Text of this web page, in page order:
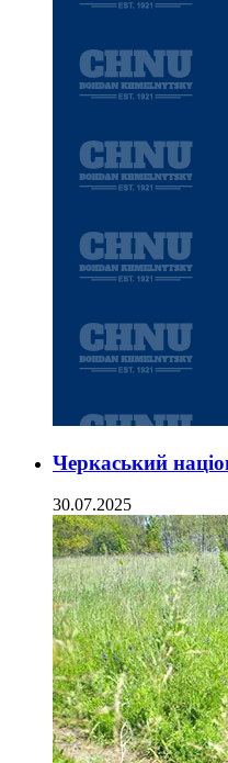
Черкаський
30.07.2025